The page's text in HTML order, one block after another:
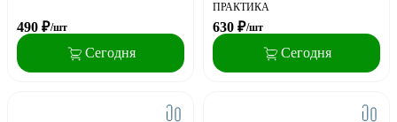
490 ₽/шт
Сегодня
ПРАКТИКА
630 ₽/шт
Сегодня